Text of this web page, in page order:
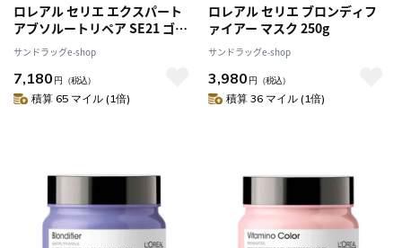
ロレアル セリエ エクスパート
アブソルートリペア SE21 ゴー
ルド シャンプー 500ml [2個セ
ット]
サンドラッグe-shop
7,180 円 （税込）
積算 65 マイル (1倍)
ロレアル セリエ ブロンディフ
ァイアー マスク 250g
サンドラッグe-shop
3,980 円 （税込）
積算 36 マイル (1倍)